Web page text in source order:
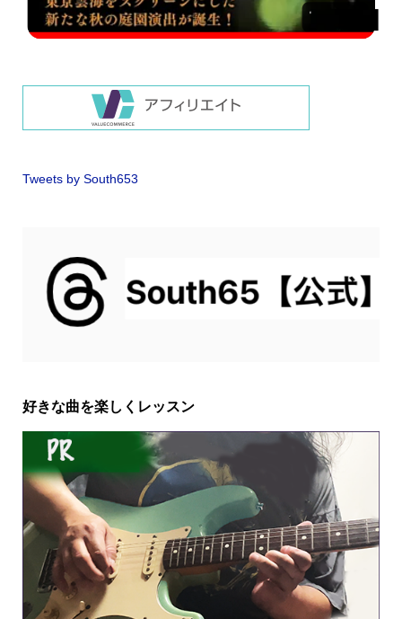
Tweets by South653
好きな曲を楽しくレッスン